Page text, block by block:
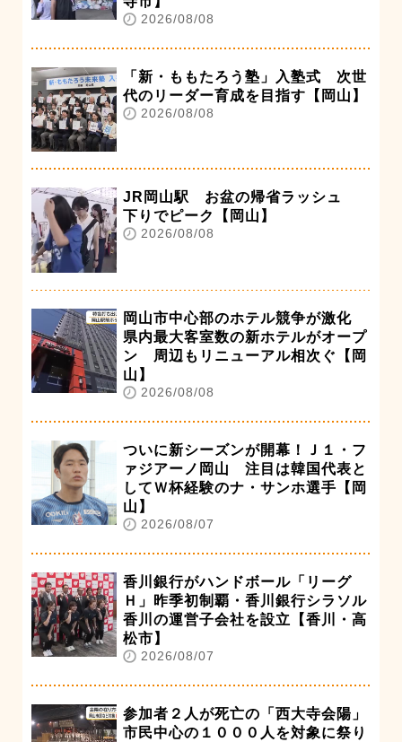
2026/08/08
「新・ももたろう塾」入塾式 次世
代のリーダー育成を目指す【岡山】
2026/08/08
JR岡山駅 お盆の帰省ラッシュ
下りでピーク【岡山】
2026/08/08
岡山市中心部のホテル競争が激化
県内最大客室数の新ホテルがオープ
ン 周辺もリニューアル相次ぐ【岡
山】
2026/08/08
ついに新シーズンが開幕！Ｊ１・フ
ァジアーノ岡山 注目は韓国代表と
してＷ杯経験のナ・サンホ選手【岡
山】
2026/08/07
香川銀行がハンドボール「リーグ
Ｈ」昨季初制覇・香川銀行シラソル
香川の運営子会社を設立【香川・高
松市】
2026/08/07
参加者２人が死亡の「西大寺会陽」
市民中心の１０００人を対象に祭り